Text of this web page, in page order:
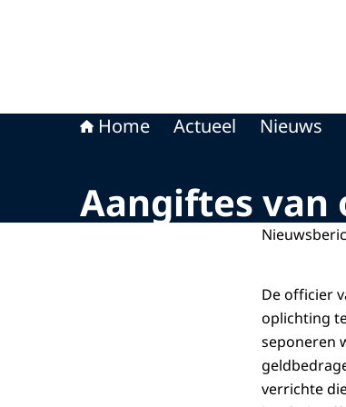
Home Actueel Nieuws
Aangiftes van
De officier
oplichting
seponeren
verrichte